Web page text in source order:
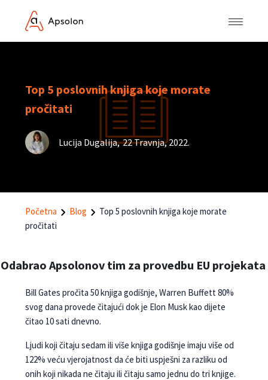
Top 5 poslovnih knjiga koje morate
pročitati
Lucija Dugalija,22 Travnja, 2022.
Početna Blog
Top 5 poslovnih knjiga koje morate
pročitati
Odabrao Apsolonov tim za provedbu EU projekata
Bill Gates pročita 50 knjiga godišnje, Warren Buffett 80%
svog dana provede čitajući dok je Elon Musk kao dijete
čitao 10 sati dnevno.
Ljudi koji čitaju sedam ili više knjiga godišnje imaju više od
122% veću vjerojatnost da će biti uspješni za razliku od
onih koji nikada ne čitaju ili čitaju samo jednu do tri knjige.